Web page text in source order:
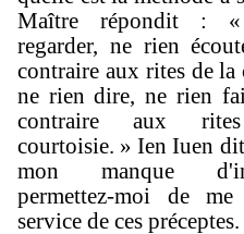
Maître répondit :
regarder, ne rien
contraire aux rites de
ne rien dire, ne rien
contraire aux
courtoisie. » Ien Iuen
mon manque
permettez-moi de
service de ces